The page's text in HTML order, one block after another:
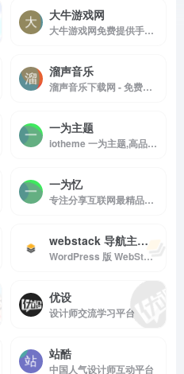
大牛游戏网
大牛游戏网免费提供手机游戏下载，手机软件下载。所有软件都经过杀毒检测，安全无毒放心下载使用，是不一个非常牛的游戏下载网站!
溜声音乐
溜声音乐下载网 - 免费提供最新、热门音乐下载
一为主题
iotheme 一为主题,高品质的WordPress主题,有导航主题,wp主题,一为api,热搜榜等主题服务
一为忆
专注分享互联网最精品内容,包含编程,美术设计,工具软件,实用素材和资源,教程等几大分类的综合门户
webstack 导航主题开源版
WordPress 版 WebStack 导航主题，开源版下载地址。
优设
设计师交流学习平台
站酷
中国人气设计师互动平台